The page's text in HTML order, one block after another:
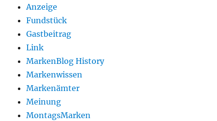
Anzeige
Fundstück
Gastbeitrag
Link
MarkenBlog History
Markenwissen
Markenämter
Meinung
MontagsMarken